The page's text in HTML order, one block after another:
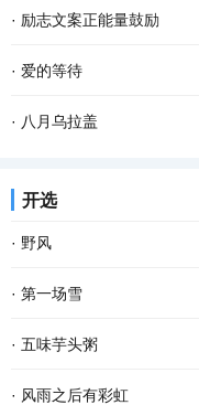
· 励志文案正能量鼓励
· 爱的等待
· 八月乌拉盖
开选
· 野风
· 第一场雪
· 五味芋头粥
· 风雨之后有彩虹